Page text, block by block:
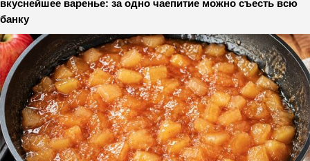
вкуснейшее варенье: за одно чаепитие можно съесть всю
банку